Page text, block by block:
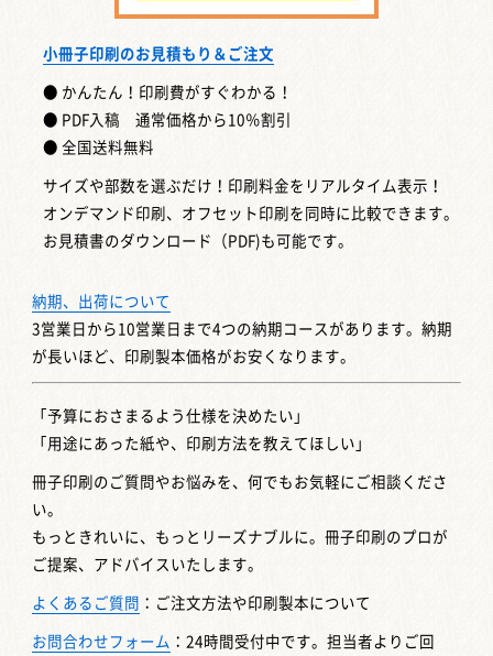
小冊子印刷のお見積もり＆ご注文
● かんたん！印刷費がすぐわかる！
● PDF入稿 通常価格から10％割引
● 全国送料無料
サイズや部数を選ぶだけ！印刷料金をリアルタイム表示！
オンデマンド印刷、オフセット印刷を同時に比較できます。
お見積書のダウンロード（PDF)も可能です。
納期、出荷について
3営業日から10営業日まで4つの納期コースがあります。納期
が長いほど、印刷製本価格がお安くなります。
「予算におさまるよう仕様を決めたい」
「用途にあった紙や、印刷方法を教えてほしい」
冊子印刷のご質問やお悩みを、何でもお気軽にご相談くださ
い。
もっときれいに、もっとリーズナブルに。冊子印刷のプロが
ご提案、アドバイスいたします。
よくあるご質問 ：ご注文方法や印刷製本について
お問合わせフォーム ：24時間受付中です。担当者よりご回